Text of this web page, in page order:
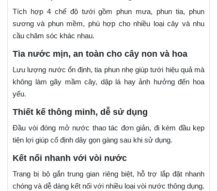
Tích hợp 4 chế độ tưới gồm phun mưa, phun tia, phun
sương và phun mềm, phù hợp cho nhiều loại cây và nhu
cầu chăm sóc khác nhau.
Tia nước mịn, an toàn cho cây non và hoa
Lưu lượng nước ổn định, tia phun nhẹ giúp tưới hiệu quả mà
không làm gãy mầm cây, dập lá hay ảnh hưởng đến hoa
yếu.
Thiết kế thông minh, dễ sử dụng
Đầu vòi đóng mở nước thao tác đơn giản, đi kèm đầu kẹp
tiện lợi giúp cố định dây gọn gàng sau khi sử dụng.
Kết nối nhanh với vòi nước
Trang bị bộ gắn trung gian riêng biệt, hỗ trợ lắp đặt nhanh
chóng và dễ dàng kết nối với nhiều loại vòi nước thông dụng.